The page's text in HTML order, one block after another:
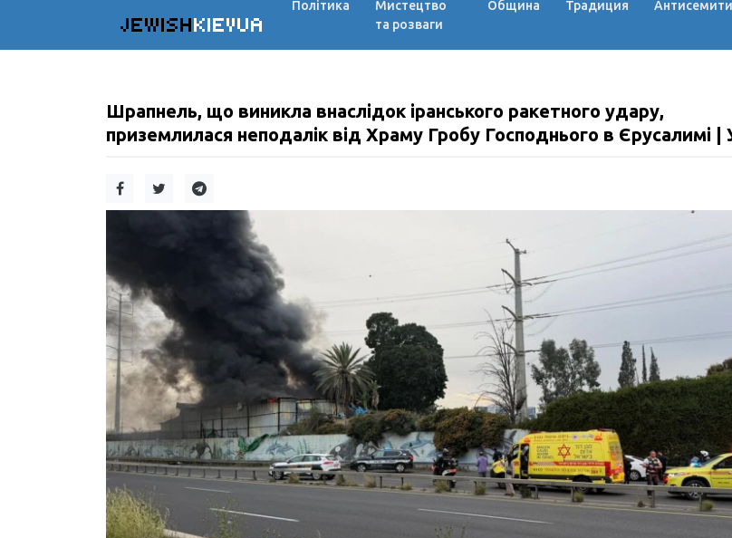
JEWISHKIEVUA
Політика
Мистецтво
та розваги
Община Традиция
Шрапнель, що виникла внаслідок іранського ракетного удару,
приземлилася неподалік від Храму Гробу Господнього в Єрусалимі |